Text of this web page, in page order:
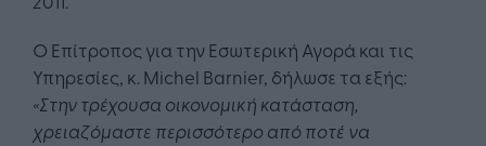
Ο Επίτροπος για την Εσωτερική Αγορά και τις
Υπηρεσίες, κ. Michel Barnier, δήλωσε τα εξής:
«Στην τρέχουσα οικονομική κατάσταση,
χρειαζόμαστε περισσότερο από ποτέ να